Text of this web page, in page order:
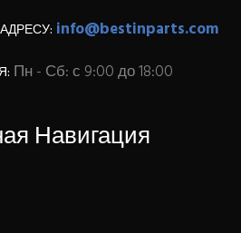
info@bestinparts.com
Пн - Сб: с 9:00 до 18:00
Навигация